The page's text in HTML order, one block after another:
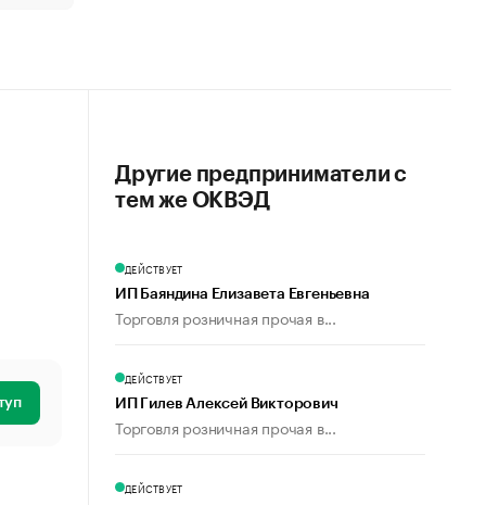
Другие предприниматели с
тем же ОКВЭД
ДЕЙСТВУЕТ
ИП Баяндина Елизавета Евгеньевна
Торговля розничная прочая в...
ДЕЙСТВУЕТ
ИП Гилев Алексей Викторович
Торговля розничная прочая в...
ДЕЙСТВУЕТ